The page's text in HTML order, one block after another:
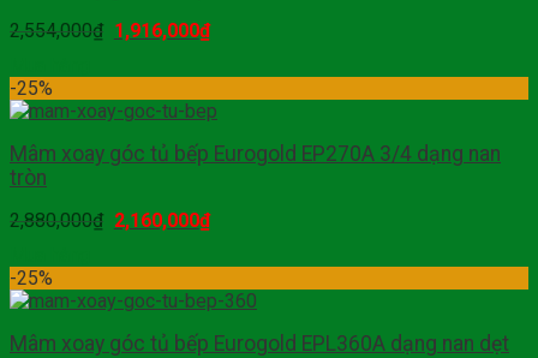
2,554,000₫ 1,916,000₫
-25%
Mâm xoay góc tủ bếp Eurogold EP270A 3/4 dạng nan
tròn
2,880,000₫ 2,160,000₫
-25%
Mâm xoay góc tủ bếp Eurogold EPL360A dạng nan dẹt